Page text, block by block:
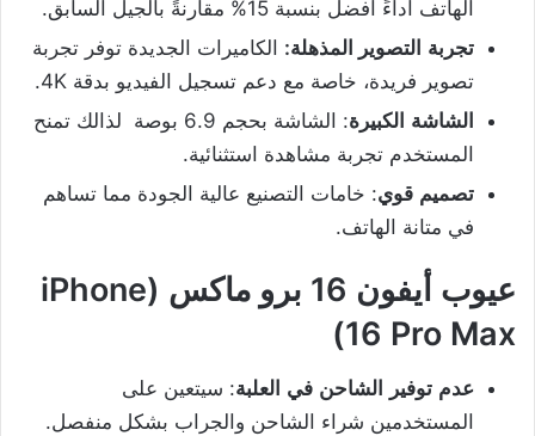
الهاتف أداءً أفضل بنسبة 15% مقارنةً بالجيل السابق.
تجربة التصوير المذهلة: الكاميرات الجديدة توفر تجربة
تصوير فريدة، خاصة مع دعم تسجيل الفيديو بدقة 4K.
الشاشة الكبيرة
: الشاشة بحجم 6.9 بوصة لذالك تمنح
المستخدم تجربة مشاهدة استثنائية.
تصميم قوي: خامات التصنيع عالية الجودة مما تساهم
في متانة الهاتف.
عيوب أيفون 16 برو ماكس (iPhone
16 Pro Max)
عدم توفير الشاحن في العلبة: سيتعين على
المستخدمين شراء الشاحن والجراب بشكل منفصل.